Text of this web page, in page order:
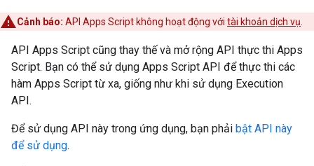
Cảnh báo: API Apps Script không hoạt động với tài khoản dịch vụ
API Apps Script cũng thay thế và mở rộng API thực thi Apps
Script. Bạn có thể sử dụng Apps Script API để thực thi các
hàm Apps Script từ xa, giống như khi sử dụng Execution
API.
Để sử dụng API này trong ứng dụng, bạn phải bật API này
để sử dụng.